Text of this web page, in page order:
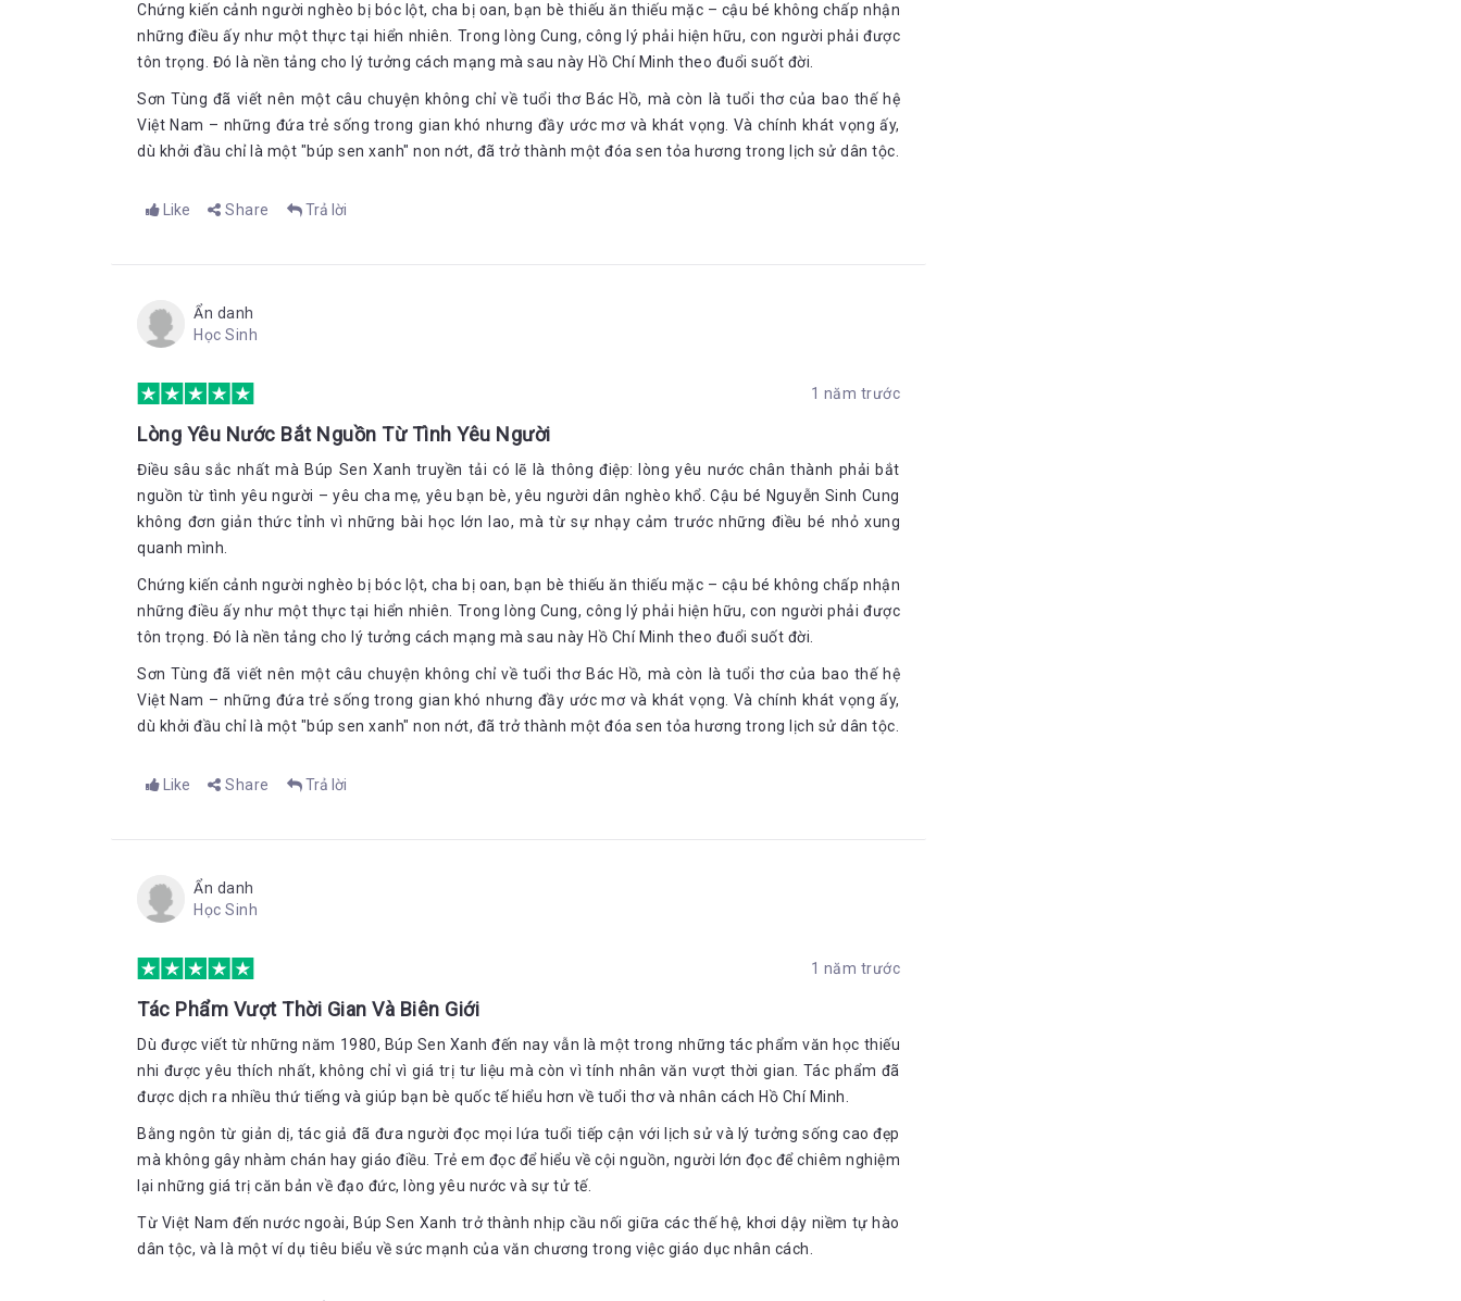
Thời niên thiếu của Bác là những ngày tháng sống ở kinh thành Huế, học tập tại đây, sau đó trở thành
thấy giáo ở Phan Thiết rồi chuyển vào Sài Gòn.
Bắt đầu từ những ngày sửa soạn theo cha lên đường vào kinh đô Huế lần hai. Cùng với cha và anh , Côn
bận rộn chuẩn bị mọi thứ để tạm biệt mọi người. Sự xa quê lần này của ba cha con diễn ra trong những
Ba cha con phó bảng Sắc bước từng bước bin rịn, chốc chốc ngoái về phía sau. Những người thân và
…Bên tai anh văng vẳng lời ca mà anh thuộc từ nhiều năm trước:
…Tất Thành cảm thấy ở đất “ thần kinh” này đang có một sự chuyển động âm ỉ ở bên trong,…
Ở nhờ nhà bạn cha, Tất Thành tỏ rõ mình là một con người được giáo dục tử tế với phong cách và kinh nghiệm
sống đáng học hỏi.
Bữa cơm khách đầu tiên, ăn xong Thành tự đi lấy tăm đặt lên miệng chén trà cho từng người. Thành
thu dọn bát đĩa và đi rửa….
Đến ở ngày hôm trước, hôm sau Thành đã đi chợ đong gạo, mua thức ăn. Thành biết rành từng loại
Với những tư tưởng sống tiến bộ “…Muốn biết rõ cội nguồn của người Tây là thế nào thì phải biết chữ của họ,
tiếng nói của họ, nền văn minh của họ. Và càng không thể bỏ qua việc học loại chữ mới…”, Tất Thành đăng kí học
xưa. Cùng với bạn của mình, trong một lần nhân dân ta nổ ra biểu tình, Thành đi trong đội ngũ những người đấu
tranh đòi quyền sống. Giữa biển người ào ạt, Thành thấy một người trạc tuổi anh bị thương nặng, anh chẳng kịp
suy tính mà cứu lấy người đó. Sau này, chính người ấy lại trở thành một người anh em cùng Tất Thành trải qua
sử mới.
chính là khoảng thời gian anh gặp lại người đó. Nhờ gặp được Tư Lê, Nguyễn Tất Thành lại một lần nữa ra đi, vào
trong nam, đi tìm con đường giải cứu đất nước, thực hiện chí lớn của bản thân mà cũng là kì vọng mà cha anh để
Cha tưởng con đi theo cha thì đáng buồn. Con phải tự tìm ra cho mình một hướng đi, một con đường. Đời
cha không có con đường chỉ có một ngõ cụt. Cha đã không làm được điều mà mình hằng ước nguyện: vì
Tổ quốc mà ngã giữa trận tiền, vì công bằng mà rơi đầu trước đám cường quyền bạo ngược… Con cứ
mạnh dạn làm, một khi lòng đã quyết…
Anh ra đi lặng lẽ, chỉ để lại một lá thư xin lỗi cùng lời nhắn gửi tới các học trò nhỏ. Chí lớn của anh mang tên “
Hồn nước gọi chúng ta lên phía trước!”.
Tuổi hai mươi
Theo chân Tư Lê, anh Ba đến Sài Gòn. Nơi đây anh gặp được cụ già Đờn, cô Út – con gái ông và những người bạn
ở xóm chợ. Anh không ngại khó, không ngại khổ, tự nguyện làm nghề phu vất vả chỉ để tìm được hướng đi ra một
phương trời khác thực hiện ước mơ lớn. Tương lai anh tìm kiếm nhưng không vì lẽ đó mà bỏ quên thực tại, quên
Chứng kiến cảnh người nghèo bị bóc lột, cha bị oan, bạn bè thiếu ăn thiếu mặc – cậu bé không chấp nhận
những điều ấy như một thực tại hiển nhiên. Trong lòng Cung, công lý phải hiện hữu, con người phải được
tôn trọng. Đó là nền tảng cho lý tưởng cách mạng mà sau này Hồ Chí Minh theo đuổi suốt đời.
Sơn Tùng đã viết nên một câu chuyện không chỉ về tuổi thơ Bác Hồ, mà còn là tuổi thơ của bao thế hệ
Việt Nam – những đứa trẻ sống trong gian khó nhưng đầy ước mơ và khát vọng. Và chính khát vọng ấy,
dù khởi đầu chỉ là một "búp sen xanh" non nớt, đã trở thành một đóa sen tỏa hương trong lịch sử dân tộc.
Like Share Trả lời
Ẩn danh
Học Sinh
1 năm trước
Lòng Yêu Nước Bắt Nguồn Từ Tình Yêu Người
Điều sâu sắc nhất mà Búp Sen Xanh truyền tải có lẽ là thông điệp: lòng yêu nước chân thành phải bắt
nguồn từ tình yêu người – yêu cha mẹ, yêu bạn bè, yêu người dân nghèo khổ. Cậu bé Nguyễn Sinh Cung
không đơn giản thức tỉnh vì những bài học lớn lao, mà từ sự nhạy cảm trước những điều bé nhỏ xung
quanh mình.
Chứng kiến cảnh người nghèo bị bóc lột, cha bị oan, bạn bè thiếu ăn thiếu mặc – cậu bé không chấp nhận
những điều ấy như một thực tại hiển nhiên. Trong lòng Cung, công lý phải hiện hữu, con người phải được
tôn trọng. Đó là nền tảng cho lý tưởng cách mạng mà sau này Hồ Chí Minh theo đuổi suốt đời.
Sơn Tùng đã viết nên một câu chuyện không chỉ về tuổi thơ Bác Hồ, mà còn là tuổi thơ của bao thế hệ
Việt Nam – những đứa trẻ sống trong gian khó nhưng đầy ước mơ và khát vọng. Và chính khát vọng ấy,
dù khởi đầu chỉ là một "búp sen xanh" non nớt, đã trở thành một đóa sen tỏa hương trong lịch sử dân tộc.
Like Share Trả lời
Ẩn danh
Học Sinh
1 năm trước
Tác Phẩm Vượt Thời Gian Và Biên Giới
Dù được viết từ những năm 1980, Búp Sen Xanh đến nay vẫn là một trong những tác phẩm văn học thiếu
nhi được yêu thích nhất, không chỉ vì giá trị tư liệu mà còn vì tính nhân văn vượt thời gian. Tác phẩm đã
được dịch ra nhiều thứ tiếng và giúp bạn bè quốc tế hiểu hơn về tuổi thơ và nhân cách Hồ Chí Minh.
Bằng ngôn từ giản dị, tác giả đã đưa người đọc mọi lứa tuổi tiếp cận với lịch sử và lý tưởng sống cao đẹp
mà không gây nhàm chán hay giáo điều. Trẻ em đọc để hiểu về cội nguồn, người lớn đọc để chiêm nghiệm
lại những giá trị căn bản về đạo đức, lòng yêu nước và sự tử tế.
Từ Việt Nam đến nước ngoài, Búp Sen Xanh trở thành nhịp cầu nối giữa các thế hệ, khơi dậy niềm tự hào
dân tộc, và là một ví dụ tiêu biểu về sức mạnh của văn chương trong việc giáo dục nhân cách.